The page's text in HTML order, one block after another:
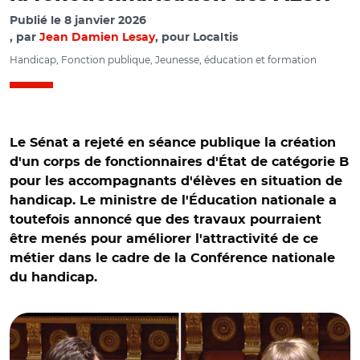
Publié le 8 janvier 2026
par Jean Damien Lesay, pour Localtis
Handicap, Fonction publique, Jeunesse, éducation et formation
Le Sénat a rejeté en séance publique la création
d'un corps de fonctionnaires d'État de catégorie B
pour les accompagnants d'élèves en situation de
handicap. Le ministre de l'Éducation nationale a
toutefois annoncé que des travaux pourraient
être menés pour améliorer l'attractivité de ce
métier dans le cadre de la Conférence nationale
du handicap.
© Capture vidéo Sénat/ Édouard Geffray et Marie-Pierre